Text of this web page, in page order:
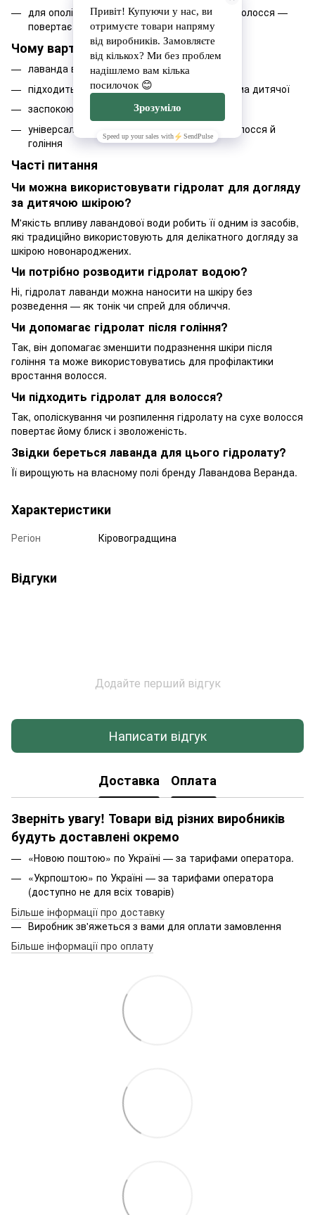
для ополіскування або розпилення на сухе волосся —
повертає блиск і зволоженість
Чому варто обрати
лаванда вирощена на власному полі бренду
підходить для будь-якого типу шкіри, зокрема дитячої
заспокоює й зволожує без спирту
універсальне застосування — для шкіри, волосся й
гоління
Часті питання
Чи можна використовувати гідролат для догляду
за дитячою шкірою?
М'якість впливу лавандової води робить її одним із засобів,
які традиційно використовують для делікатного догляду за
шкірою новонароджених.
Чи потрібно розводити гідролат водою?
Ні, гідролат лаванди можна наносити на шкіру без
розведення — як тонік чи спрей для обличчя.
Чи допомагає гідролат після гоління?
Так, він допомагає зменшити подразнення шкіри після
гоління та може використовуватись для профілактики
вростання волосся.
Чи підходить гідролат для волосся?
Так, ополіскування чи розпилення гідролату на сухе волосся
повертає йому блиск і зволоженість.
Звідки береться лаванда для цього гідролату?
Її вирощують на власному полі бренду Лавандова Веранда.
Характеристики
Регіон Кіровоградщина
Відгуки
Додайте перший відгук
Написати відгук
Доставка Оплата
Зверніть увагу! Товари від різних виробників
будуть доставлені окремо
«Новою поштою» по Україні — за тарифами оператора.
«Укрпоштою» по Україні — за тарифами оператора
(доступно не для всіх товарів)
Більше інформації про доставку
Виробник зв'яжеться з вами для оплати замовлення
Більше інформації про оплату